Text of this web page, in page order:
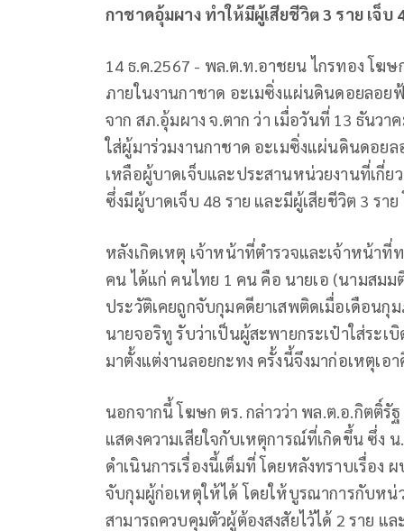
กาชาดอุ้มผาง ทำให้มีผู้เสียชีวิต 3 ราย เจ็บ
14 ธ.ค.2567 - พล.ต.ท.อาชยน ไกรทอง โฆ
ภายในงานกาชาด อะเมซิ่งแผ่นดินดอยลอย
จาก สภ.อุ้มผาง จ.ตาก ว่า เมื่อวันที่ 13 ธันวา
ใส่ผู้มาร่วมงานกาชาด อะเมซิ่งแผ่นดินดอย
เหลือผู้บาดเจ็บและประสานหน่วยงานที่เกี่ย
ซึ่งมีผู้บาดเจ็บ 48 ราย และมีผู้เสียชีวิต 3 ร
หลังเกิดเหตุ เจ้าหน้าที่ตำรวจและเจ้าหน้า
คน ได้แก่ คนไทย 1 คน คือ นายเอ (นามสมม
ประวัติเคยถูกจับกุมคดียาเสพติดเมื่อเดือน
นายจอริทู รับว่าเป็นผู้สะพายกระเป๋าใส่ระเ
มาตั้งแต่งานลอยกะทง ครั้งนี้จึงมาก่อเหตุเอ
นอกจากนี้ โฆษก ตร. กล่าวว่า พล.ต.อ.กิตติ์
แสดงความเสียใจกับเหตุการณ์ที่เกิดขึ้น ซึ่ง
ดำเนินการเรื่องนี้เต็มที่ โดยหลังทราบเรื่อง
จับกุมผู้ก่อเหตุให้ได้ โดยให้บูรณาการกับห
สามารถควบคุมตัวผู้ต้องสงสัยไว้ได้ 2 ราย แ